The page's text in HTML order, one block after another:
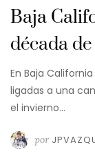
Baja
década
En Baja
ligadas a una
el invierno…
por